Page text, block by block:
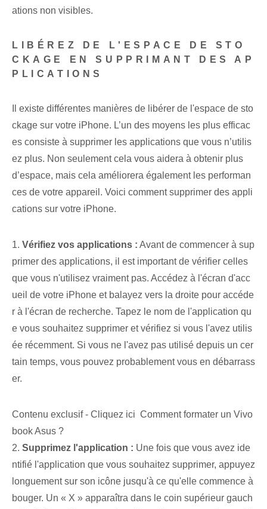
ations non visibles.
LIBÉREZ DE L'ESPACE DE STO
CKAGE EN SUPPRIMANT DES AP
PLICATIONS
Il existe différentes manières de libérer de l'espace de sto
ckage sur votre iPhone. L’un des moyens les plus efficac
es consiste à supprimer les applications que vous n’utilis
ez plus. Non seulement cela vous aidera à obtenir plus
d’espace, mais cela améliorera également les performan
ces de votre appareil. Voici comment supprimer des appli
cations sur votre iPhone.
1. Vérifiez vos applications : Avant de commencer à sup
primer des applications, il est important de vérifier celles
que vous n'utilisez vraiment pas. Accédez à l'écran d'acc
ueil de votre iPhone et balayez vers la droite pour accéde
r à l'écran de recherche. Tapez le nom de l'application qu
e vous souhaitez supprimer et vérifiez si vous l'avez utilis
ée récemment. Si vous ne l'avez pas utilisé depuis un cer
tain temps, vous pouvez probablement vous en débarrass
er.
Contenu exclusif - Cliquez ici Comment formater un Vivo
book Asus ?
2.⁢ Supprimez l'application : Une fois que vous avez ide
ntifié l'application⁤ que vous souhaitez supprimer, appuyez
longuement sur son icône jusqu'à ce qu'elle commence à
bouger. Un « X » apparaîtra dans le coin supérieur gauch